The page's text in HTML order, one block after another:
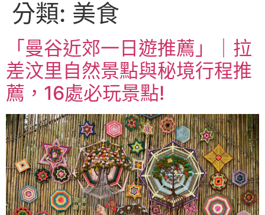
分類: 美食
「曼谷近郊一日遊推薦」｜拉
差汶里自然景點與秘境行程推
薦，16處必玩景點!